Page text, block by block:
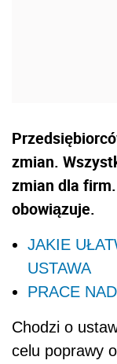
zmian.
zmian dla
obowiązuje.
JAKIE
USTAWA
PRACE
Chodzi o
celu poprawy